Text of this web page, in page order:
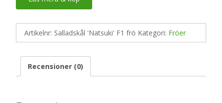
Artikelnr: Salladskål 'Natsuki' F1 frö Kategori: Fröer
Recensioner (0)